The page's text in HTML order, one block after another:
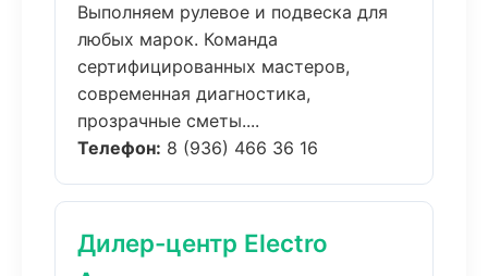
Выполняем рулевое и подвеска для
любых марок. Команда
сертифицированных мастеров,
современная диагностика,
прозрачные сметы....
Телефон: 8 (936) 466 36 16
Дилер-центр Electro